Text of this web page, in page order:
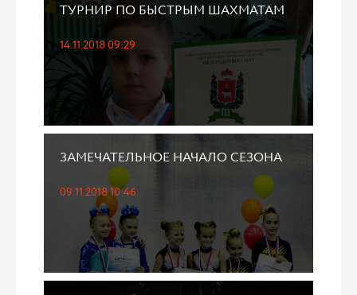
ТУРНИР ПО БЫСТРЫМ ШАХМАТАМ
14.11.2018 09:29
ЗАМЕЧАТЕЛЬНОЕ НАЧАЛО СЕЗОНА
09.11.2018 10:46